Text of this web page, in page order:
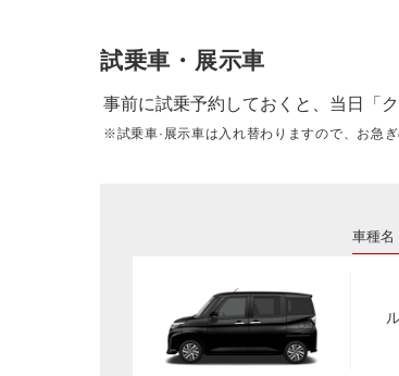
試乗車・展示車
事前に試乗予約しておくと、当日「
※試乗車·展示車は入れ替わりますので、お急
車種名